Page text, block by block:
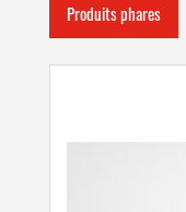
Produits phares